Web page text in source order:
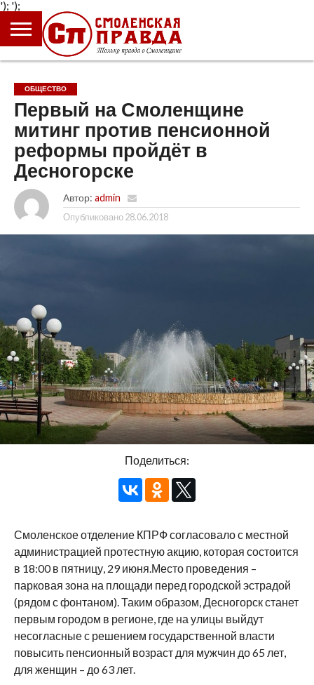
');
ГЛАВНАЯ
НОВОСТИ
ПРОИСШЕСТВИЯ
ПОЛИТИКА
КУЛЬТУРА
ЭКОНОМИКА
ОБЩЕСТВО
БЛОГИ
ОБЩЕСТВО
Первый на Смоленщине
митинг против пенсионной
реформы пройдёт в
Десногорске
Автор: admin
Опубликовано 28.06.2018
Поделиться:
Смоленское отделение КПРФ согласовало с местной
администрацией протестную акцию, которая состоится
в 18:00 в пятницу, 29 июня.Место проведения –
парковая зона на площади перед городской эстрадой
(рядом с фонтаном). Таким образом, Десногорск станет
первым городом в регионе, где на улицы выйдут
несогласные с решением государственной власти
повысить пенсионный возраст для мужчин до 65 лет,
для женщин – до 63 лет.
');